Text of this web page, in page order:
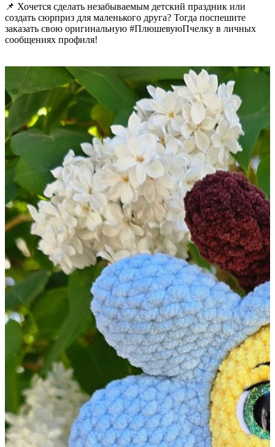
📌 Хочется сделать незабываемым детский праздник или
создать сюрприз для маленького друга? Тогда поспешите
заказать свою оригинальную #ПлюшевуюПчелку в личных
сообщениях профиля!